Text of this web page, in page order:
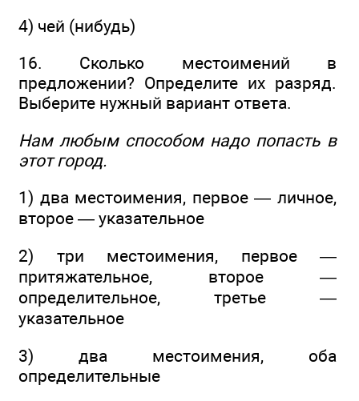
4) чей (нибудь)
16. Сколько местоимений в
предложении? Определите их разряд.
Выберите нужный вариант ответа.
Нам любым способом надо попасть в
этот город.
1) два местоимения, первое — личное,
второе — указательное
2) три местоимения, первое —
притяжательное, второе —
определительное, третье —
указательное
3) два местоимения, оба
определительные